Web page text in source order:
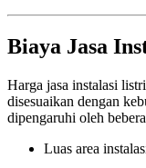
Biaya Jasa
Harga jasa instalasi
disesuaikan dengan
dipengaruhi oleh
Luas area